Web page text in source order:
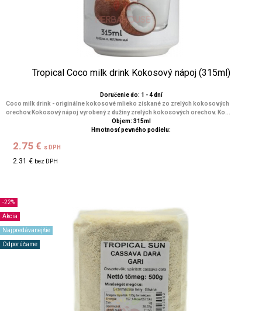
Tropical Coco milk drink Kokosový nápoj (315ml)
Doručenie do: 1 - 4 dní
Coco milk drink - originálne kokosové mlieko získané zo zrelých kokosových
orechov.Kokosový nápoj vyrobený z dužiny zrelých kokosových orechov. Ko...
Objem: 315ml
Hmotnosť pevného podielu:
2.75 € s DPH
2.31 € bez DPH
-22%
Akcia
Najpredávanejšie
Odporúčame